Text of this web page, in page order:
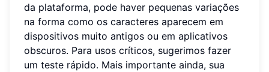
da plataforma, pode haver pequenas variações
na forma como os caracteres aparecem em
dispositivos muito antigos ou em aplicativos
obscuros. Para usos críticos, sugerimos fazer
um teste rápido. Mais importante ainda, sua